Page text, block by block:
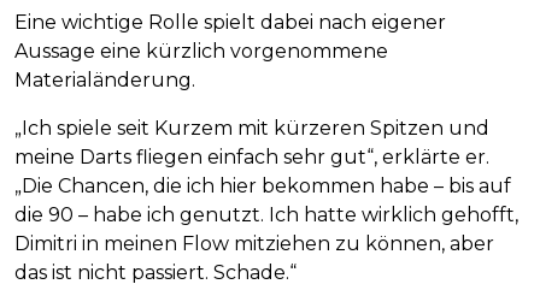
Eine wichtige Rolle spielt dabei nach eigener
Aussage eine kürzlich vorgenommene
Materialänderung.
„Ich spiele seit Kurzem mit kürzeren Spitzen und
meine Darts fliegen einfach sehr gut“, erklärte er.
„Die Chancen, die ich hier bekommen habe – bis auf
die 90 – habe ich genutzt. Ich hatte wirklich gehofft,
Dimitri in meinen Flow mitziehen zu können, aber
das ist nicht passiert. Schade.“